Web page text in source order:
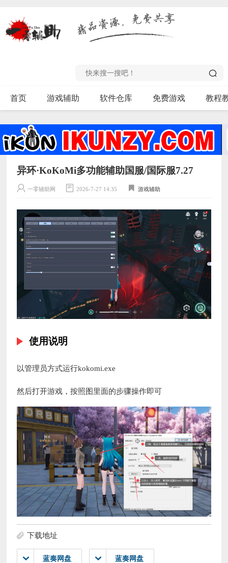
首页 游戏辅助 软件仓库 免费游戏 教程
异环·KoKoMi多功能辅助国服/国际服7.27
一零辅助网 2026-7-27 14:35 游戏辅助
使用说明
以管理员方式运行kokomi.exe
然后打开游戏，按照图里面的步骤操作即可
下载地址
蓝奏网盘 蓝奏网盘